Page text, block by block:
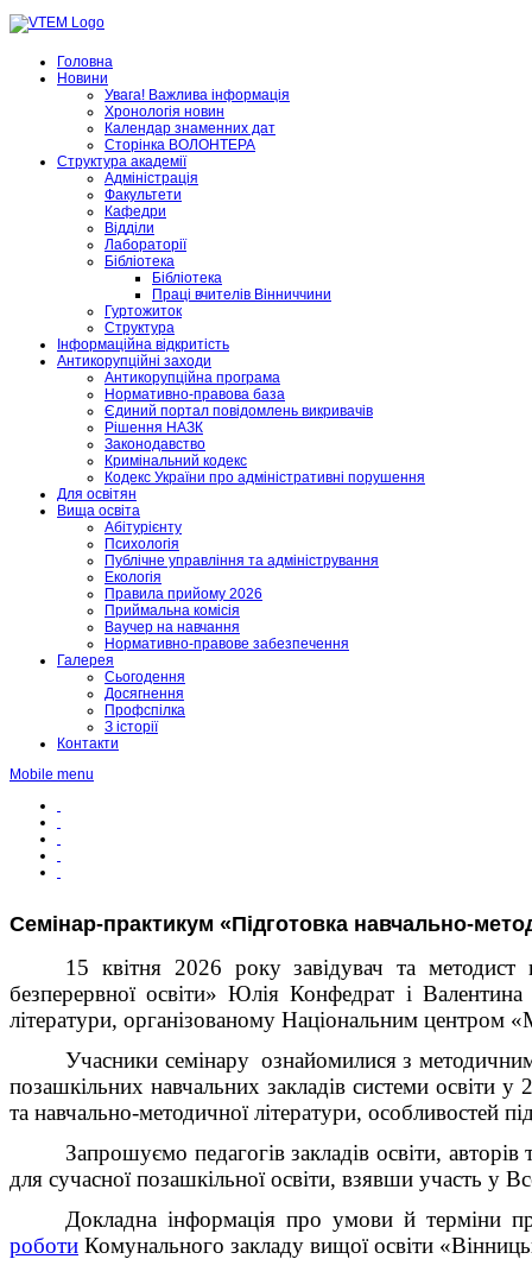
Головна
Новини
Увага! Важлива інформація
Хронологія новин
Календар знаменних дат
Сторінка ВОЛОНТЕРА
Структура академії
Адміністрація
Факультети
Кафедри
Відділи
Лабораторії
Бібліотека
Бібліотека
Праці вчителів Вінниччини
Гуртожиток
Структура
Інформаційна відкритість
Антикорупційні заходи
Антикорупційна програма
Нормативно-правова база
Єдиний портал повідомлень викривачів
Рішення НАЗК
Законодавство
Кримінальний кодекс
Кодекс України про адміністративні порушення
Для освітян
Вища освіта
Абітурієнту
Психологія
Публічне управління та адміністрування
Екологія
Правила прийому 2026
Приймальна комісія
Ваучер на навчання
Нормативно-правове забезпечення
Галерея
Сьогодення
Досягнення
Профспілка
З історії
Контакти
Mobile menu
Семінар-практикум «Підготовка навчально-
15 квітня 2026 року завідувач та методист
безперервної освіти» Юлія Конфедрат і Валентина
літератури, організованому Національним центром
Учасники семінару ознайомилися з
позашкільних навчальних закладів системи освіти
та навчально-методичної літератури, особливостей
Запрошуємо педагогів закладів освіти,
для сучасної позашкільної освіти, взявши участь у
Докладна інформація про умови й терміни
роботи Комунального закладу вищої освіти